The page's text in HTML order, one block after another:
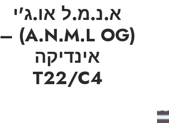
א.נ.מ.ל או.ג'י
(A.N.M.L OG) –
אינדיקה
T22/C4